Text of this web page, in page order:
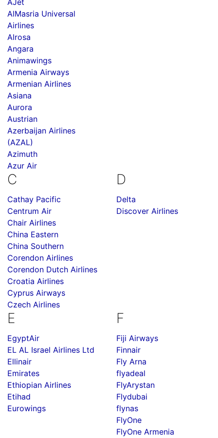
AJet
AlMasria Universal
Airlines
Alrosa
Angara
Animawings
Armenia Airways
Armenian Airlines
Asiana
Aurora
Austrian
Azerbaijan Airlines
(AZAL)
Azimuth
Azur Air
C
Cathay Pacific
Centrum Air
Chair Airlines
China Eastern
China Southern
Corendon Airlines
Corendon Dutch Airlines
Croatia Airlines
Cyprus Airways
Czech Airlines
D
Delta
Discover Airlines
E
EgyptAir
EL AL Israel Airlines Ltd
Ellinair
Emirates
Ethiopian Airlines
Etihad
Eurowings
F
Fiji Airways
Finnair
Fly Arna
flyadeal
FlyArystan
Flydubai
flynas
FlyOne
FlyOne Armenia